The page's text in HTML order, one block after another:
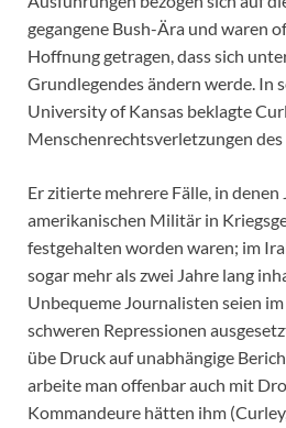
gegangene Bush-Ära und waren
Hoffnung getragen, dass sich
Grundlegendes ändern werde. In
University of Kansas beklagte
Menschenrechtsverletzungen
Er zitierte mehrere Fälle, in
amerikanischen Militär in
festgehalten worden waren; im
sogar mehr als zwei Jahre lang
Unbequeme Journalisten seien
schweren Repressionen
übe Druck auf unabhängige
arbeite man offenbar auch mit
Kommandeure hätten ihm